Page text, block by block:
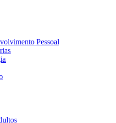
Pessoal